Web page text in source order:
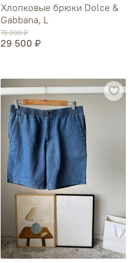
Хлопковые брюки Dolce &
Gabbana, L
78 000 ₽
29 500 ₽